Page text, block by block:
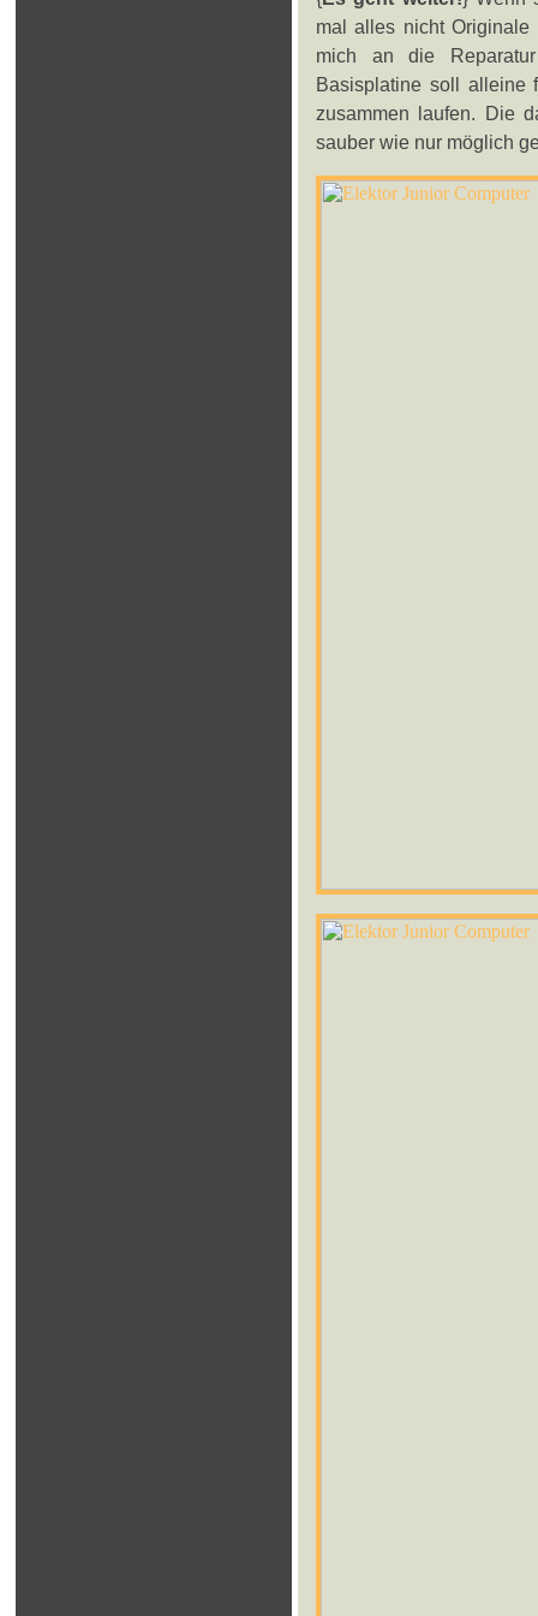
mal alles nicht Originale
mich an die
Basisplatine soll alleine
zusammen laufen. Die
sauber wie nur möglich